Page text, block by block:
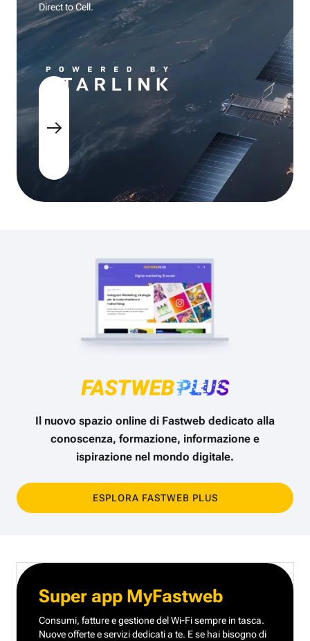
Direct to Cell.
Il nuovo spazio online di Fastweb dedicato alla
conoscenza, formazione, informazione e
ispirazione nel mondo digitale.
ESPLORA FASTWEB PLUS
Super app MyFastweb
Consumi, fatture e gestione del Wi-Fi sempre in tasca.
Nuove offerte e servizi dedicati a te. E se hai bisogno di